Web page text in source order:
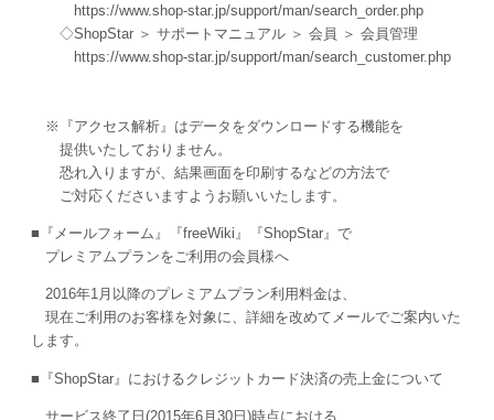
https://www.shop-star.jp/support/man/search_order.php
◇ShopStar ＞ サポートマニュアル ＞ 会員 ＞ 会員管理
https://www.shop-star.jp/support/man/search_customer.php
※『アクセス解析』はデータをダウンロードする機能を
提供いたしておりません。
恐れ入りますが、結果画面を印刷するなどの方法で
ご対応くださいますようお願いいたします。
■『メールフォーム』『freeWiki』『ShopStar』で
プレミアムプランをご利用の会員様へ
2016年1月以降のプレミアムプラン利用料金は、
現在ご利用のお客様を対象に、詳細を改めてメールでご案内いた
します。
■『ShopStar』におけるクレジットカード決済の売上金について
サービス終了日(2015年6月30日)時点における